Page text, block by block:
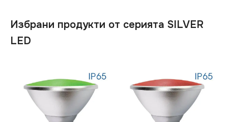
Избрани продукти от серията SILVER
LED